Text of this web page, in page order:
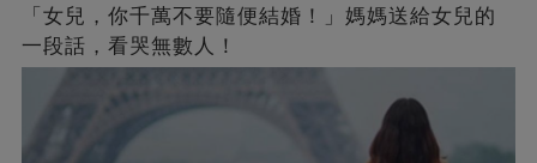
「女兒，你千萬不要隨便結婚！」媽媽送給女兒的
一段話，看哭無數人！